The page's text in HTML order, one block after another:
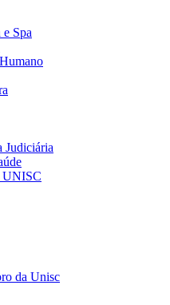
Spa
Judiciária
UNISC
da Unisc